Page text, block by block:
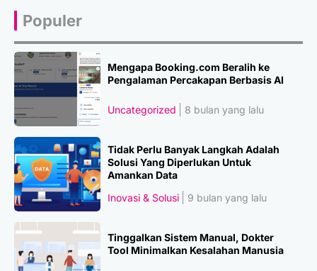
Populer
Mengapa Booking.com Beralih ke
Pengalaman Percakapan Berbasis AI
Uncategorized 8 bulan yang lalu
Tidak Perlu Banyak Langkah Adalah
Solusi Yang Diperlukan Untuk
Amankan Data
Inovasi & Solusi
9 bulan yang lalu
Tinggalkan Sistem Manual, Dokter
Tool Minimalkan Kesalahan Manusia